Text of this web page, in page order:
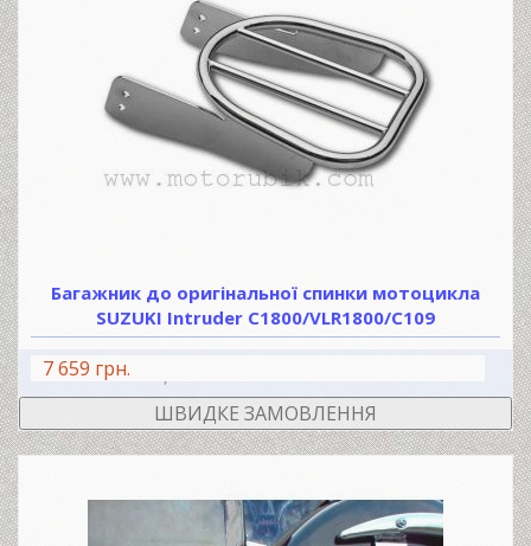
Багажник до оригінальної спинки мотоцикла
SUZUKI Intruder C1800/VLR1800/C109
7 659 грн.
ШВИДКЕ ЗАМОВЛЕННЯ